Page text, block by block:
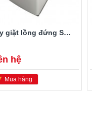
Máy giặt lồng đứng Sharp ES-U78GV-G 7.8 kg
hệ
Mua hàng